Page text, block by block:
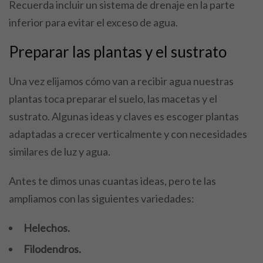
Recuerda incluir un sistema de drenaje en la parte
inferior para evitar el exceso de agua.
Preparar las plantas y el sustrato
Una vez elijamos cómo van a recibir agua nuestras
plantas toca preparar el suelo, las macetas y el
sustrato. Algunas ideas y claves es escoger plantas
adaptadas a crecer verticalmente y con necesidades
similares de luz y agua.
Antes te dimos unas cuantas ideas, pero te las
ampliamos con las siguientes variedades:
Helechos.
Filodendros.